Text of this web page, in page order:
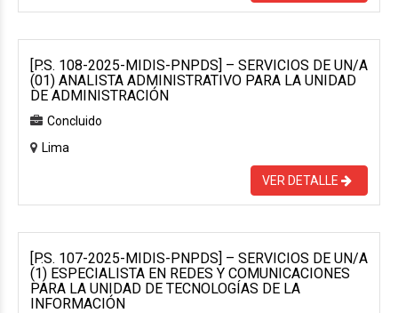
[P.S. 108-2025-MIDIS-PNPDS] – SERVICIOS DE UN/A
(01) ANALISTA ADMINISTRATIVO PARA LA UNIDAD
DE ADMINISTRACIÓN
Concluido
Lima
VER DETALLE
[P.S. 107-2025-MIDIS-PNPDS] – SERVICIOS DE UN/A
(1) ESPECIALISTA EN REDES Y COMUNICACIONES
PARA LA UNIDAD DE TECNOLOGÍAS DE LA
INFORMACIÓN